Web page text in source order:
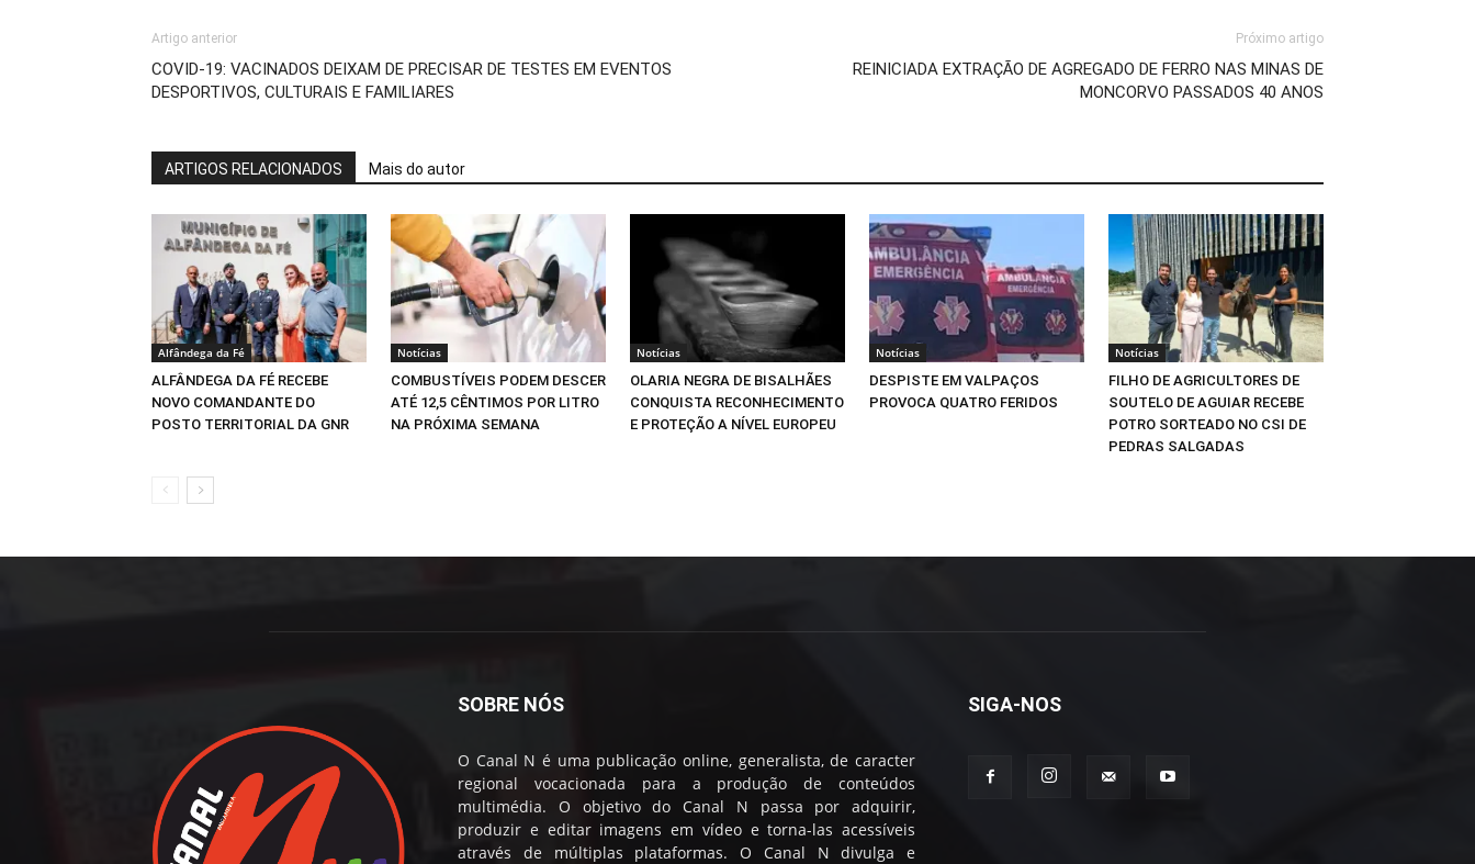
Artigo anterior
COVID-19: VACINADOS DEIXAM DE PRECISAR DE TESTES EM EVENTOS
DESPORTIVOS, CULTURAIS E FAMILIARES
Próximo artigo
REINICIADA EXTRAÇÃO DE AGREGADO DE FERRO NAS MINAS DE
MONCORVO PASSADOS 40 ANOS
ARTIGOS RELACIONADOS Mais do autor
Alfândega da Fé
ALFÂNDEGA DA FÉ RECEBE
NOVO COMANDANTE DO
POSTO TERRITORIAL DA GNR
Notícias
COMBUSTÍVEIS PODEM DESCER
ATÉ 12,5 CÊNTIMOS POR LITRO
NA PRÓXIMA SEMANA
Notícias
OLARIA NEGRA DE BISALHÃES
CONQUISTA RECONHECIMENTO
E PROTEÇÃO A NÍVEL EUROPEU
Notícias
DESPISTE EM VALPAÇOS
PROVOCA QUATRO FERIDOS
Notícias
FILHO DE AGRICULTORES DE
SOUTELO DE AGUIAR RECEBE
POTRO SORTEADO NO CSI DE
PEDRAS SALGADAS
SOBRE NÓS
O Canal N é uma publicação online, generalista, de caracter
regional vocacionada para a produção de conteúdos
multimédia. O objetivo do Canal N passa por adquirir,
produzir e editar imagens em vídeo e torna-las acessíveis
através de múltiplas plataformas. O Canal N divulga e
SIGA-NOS